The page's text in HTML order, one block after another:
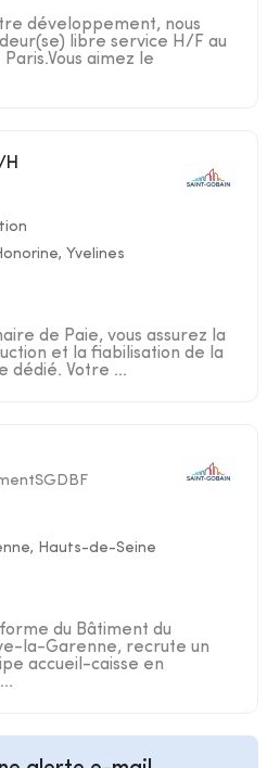
développement, nous
libre service H/F au
aimez le
H
Yvelines
de Paie, vous assurez la
et la fiabilisation de la
dédié. Votre ...
Hauts-de-Seine
du Bâtiment du
la-Garenne, recrute un
accueil-caisse en